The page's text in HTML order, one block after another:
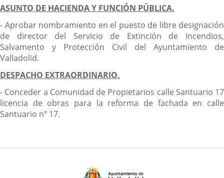
ASUNTO DE HACIENDA Y FUNCIÓN PÚBLICA.
- Aprobar nombramiento en el puesto de libre designación
de director del Servicio de Extinción de Incendios,
Salvamento y Protección Civil del Ayuntamiento de
Valladolid.
DESPACHO EXTRAORDINARIO.
- Conceder a Comunidad de Propietarios calle Santuario 17
licencia de obras para la reforma de fachada en calle
Santuario nº 17.